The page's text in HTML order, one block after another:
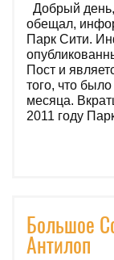
Добрый
обещал,
Парк Сити.
Пост и
того, что
месяца.
2011 году
Большое
Антилоп